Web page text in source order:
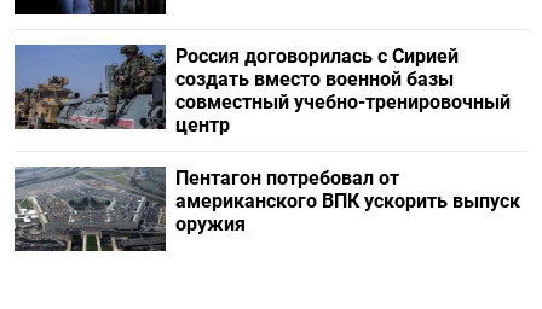
Россия договорилась с Сирией
создать вместо военной базы
совместный учебно-тренировочный
центр
Пентагон потребовал от
американского ВПК ускорить выпуск
оружия